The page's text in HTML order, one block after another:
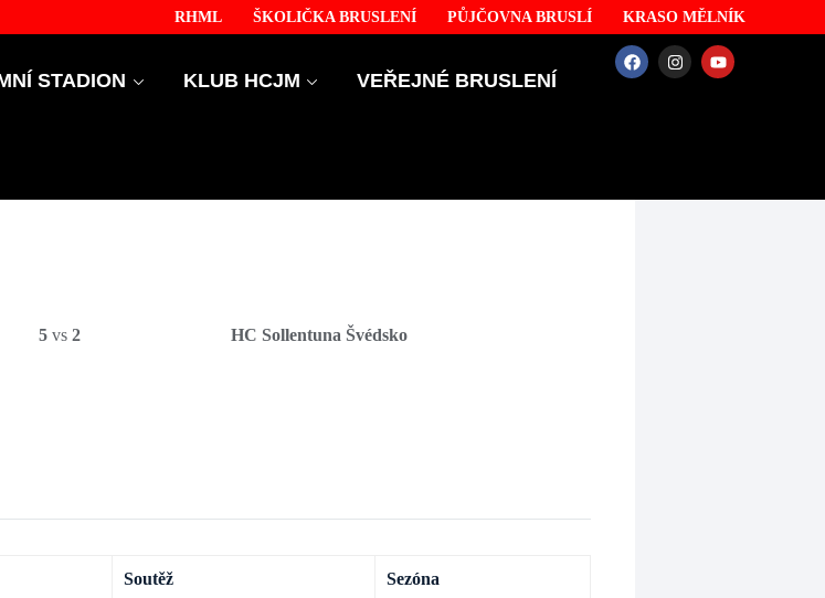
RHML ŠKOLIČKA BRUSLENÍ PŮJČOVNA BRUSLÍ KRASO MĚLNÍK
STADION KLUB HCJM VEŘEJNÉ BRUSLENÍ
5 vs 2 HC Sollentuna Švédsko
Soutěž Sezóna